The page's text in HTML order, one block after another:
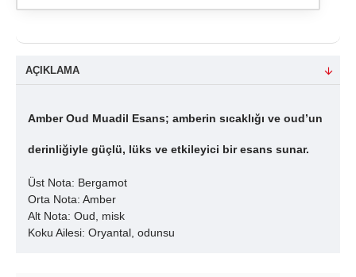
AÇIKLAMA
Amber Oud Muadil Esans; amberin sıcaklığı ve oud’un
derinliğiyle güçlü, lüks ve etkileyici bir esans sunar.
Üst Nota: Bergamot
Orta Nota: Amber
Alt Nota: Oud, misk
Koku Ailesi: Oryantal, odunsu